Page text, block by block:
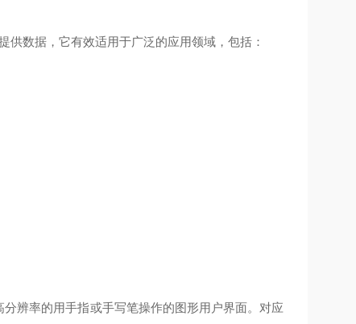
数据，它有效适用于广泛的应用领域，包括：
辨率的用手指或手写笔操作的图形用户界面。对应